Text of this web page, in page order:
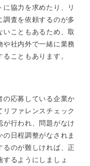
協力を求めたり、リ
調査を依頼するのが多
こともあるため、取
や社内外で一緒に業務
こともあります。
の応募している企業か
ファレンスチェック
が行われ、問題がなけ
日程調整がなされま
のが難しければ、正
るようにしましょ